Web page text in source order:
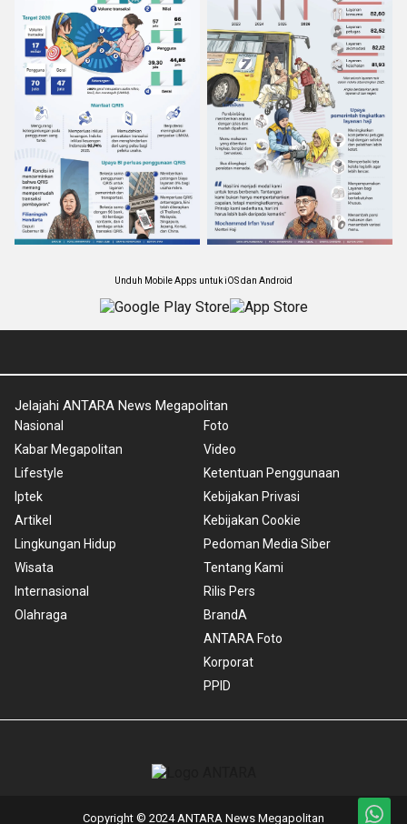
Unduh Mobile Apps untuk iOS dan Android
Jelajahi ANTARA News Megapolitan
Nasional
Kabar Megapolitan
Lifestyle
Iptek
Artikel
Lingkungan Hidup
Wisata
Internasional
Olahraga
Foto
Video
Ketentuan Penggunaan
Kebijakan Privasi
Kebijakan Cookie
Pedoman Media Siber
Tentang Kami
Rilis Pers
BrandA
ANTARA Foto
Korporat
PPID
Copyright © 2024 ANTARA News Megapolitan